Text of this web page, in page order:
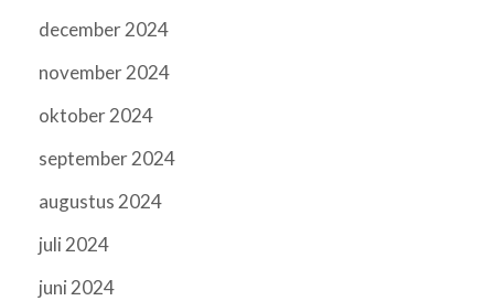
december 2024
november 2024
oktober 2024
september 2024
augustus 2024
juli 2024
juni 2024